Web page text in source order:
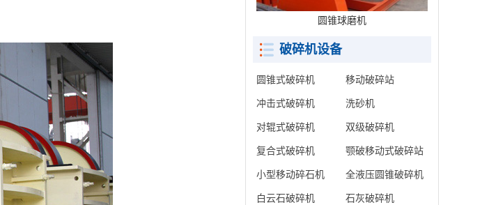
圆锥球磨机
破碎机设备
圆锥式破碎机 移动破碎站
冲击式破碎机 洗砂机
对辊式破碎机 双级破碎机
复合式破碎机 颚破移动式破碎站
小型移动碎石机 全液压圆锥破碎机
白云石破碎机 石灰破碎机